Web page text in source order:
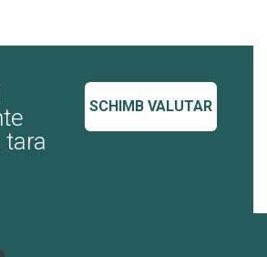
SCHIMB VALUTAR
tara